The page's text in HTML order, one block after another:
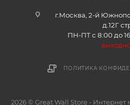
г.Москва, 2-й
д.12Г
ПН-ПТ с 8:00 до
в
ПОЛИТИКА
2026 © Great Wall Store - Интернет